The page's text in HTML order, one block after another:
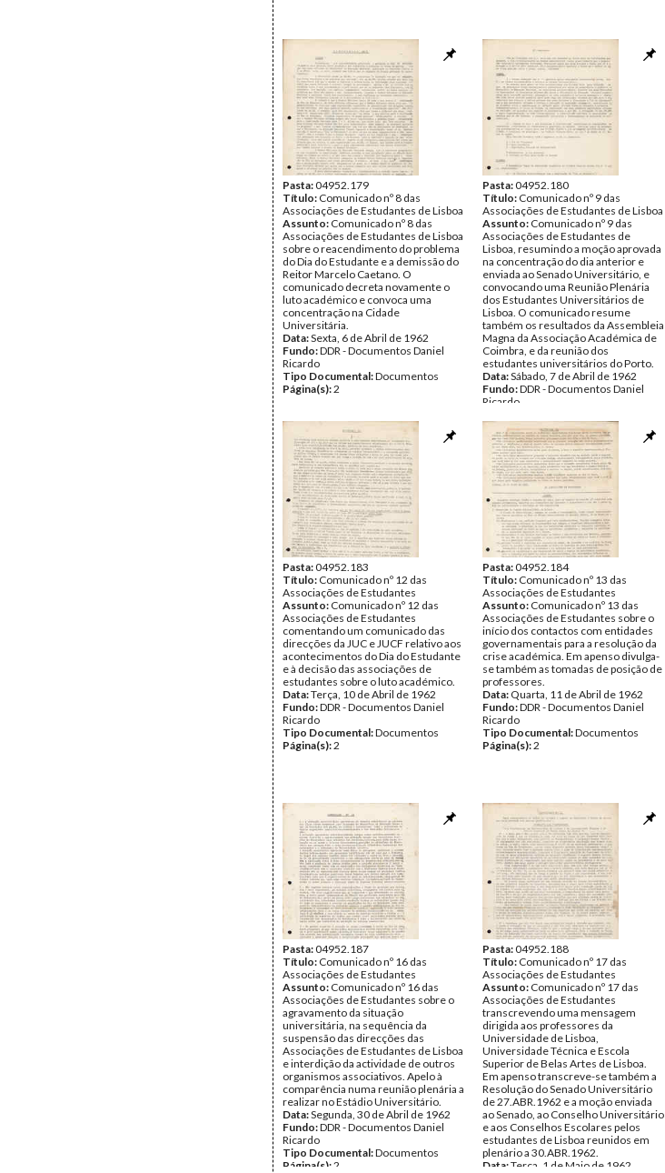
Pasta:04952.179
Título: Comunicado nº 8 das
Associações de Estudantes de Lisboa
Assunto: Comunicado nº 8 das
Associações de Estudantes de Lisboa
sobre o reacendimento do problema
do Dia do Estudante e a demissão do
Reitor Marcelo Caetano. O
comunicado decreta novamente o
luto académico e convoca uma
concentração na Cidade
Universitária.
Data:Sexta, 6 de Abril de 1962
Fundo:DDR - Documentos Daniel
Ricardo
Tipo Documental:Documentos
Página(s):2
Pasta:04952.180
Título: Comunicado nº 9 das
Associações de Estudantes de Lisboa
Assunto: Comunicado nº 9 das
Associações de Estudantes de
Lisboa, resumindo a moção aprovada
na concentração do dia anterior e
enviada ao Senado Universitário, e
convocando uma Reunião Plenária
dos Estudantes Universitários de
Lisboa. O comunicado resume
também os resultados da Assembleia
Magna da Associação Académica de
Coimbra, e da reunião dos
estudantes universitários do Porto.
Data:Sábado, 7 de Abril de 1962
Fundo:DDR - Documentos Daniel
Ricardo
Página(s): 1
Pasta:04952.183
Título: Comunicado nº 12 das
Associações de Estudantes
Assunto: Comunicado nº 12 das
Associações de Estudantes
comentando um comunicado das
direcções da JUC e JUCF relativo aos
acontecimentos do Dia do Estudante
e à decisão das associações de
estudantes sobre o luto académico.
Data:Terça, 10 de Abril de 1962
Fundo:DDR - Documentos Daniel
Ricardo
Tipo Documental:Documentos
Página(s):2
Pasta:04952.184
Título: Comunicado nº 13 das
Associações de Estudantes
Assunto: Comunicado nº 13 das
Associações de Estudantes sobre o
início dos contactos com entidades
governamentais para a resolução da
crise académica. Em apenso divulga-
se também as tomadas de posição de
professores.
Data: Quarta, 11 de Abril de 1962
Fundo:DDR - Documentos Daniel
Ricardo
Tipo Documental:Documentos
Página(s):2
Pasta:04952.187
Título: Comunicado nº 16 das
Associações de Estudantes
Assunto: Comunicado nº 16 das
Associações de Estudantes sobre o
agravamento da situação
universitária, na sequência da
suspensão das direcções das
Associações de Estudantes de Lisboa
e interdição da actividade de outros
organismos associativos. Apelo à
comparência numa reunião plenária a
realizar no Estádio Universitário.
Data:Segunda, 30 de Abril de 1962
Fundo:DDR - Documentos Daniel
Ricardo
Tipo Documental:Documentos
Página(s):2
Pasta:04952.188
Título: Comunicado nº 17 das
Associações de Estudantes
Assunto: Comunicado nº 17 das
Associações de Estudantes
transcrevendo uma mensagem
dirigida aos professores da
Universidade de Lisboa,
Universidade Técnica e Escola
Superior de Belas Artes de Lisboa.
Em apenso transcreve-se também a
Resolução do Senado Universitário
de 27.ABR.1962 e a moção enviada
ao Senado, ao Conselho Universitário
e aos Conselhos Escolares pelos
estudantes de Lisboa reunidos em
plenário a 30.ABR.1962.
Data:Terça, 1 de Maio de 1962